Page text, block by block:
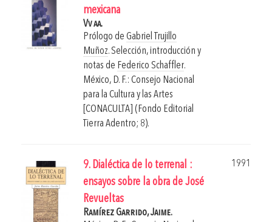
mexicana
Vv aa.
Prólogo de Gabriel Trujillo
Muñoz. Selección, introducción y
notas de Federico Schaffler.
México, D. F.: Consejo Nacional
para la Cultura y las Artes
[CONACULTA] (Fondo Editorial
Tierra Adentro; 8).
9. Dialéctica de lo terrenal :
ensayos sobre la obra de José
Revueltas
1991
Ramírez Garrido, Jaime.